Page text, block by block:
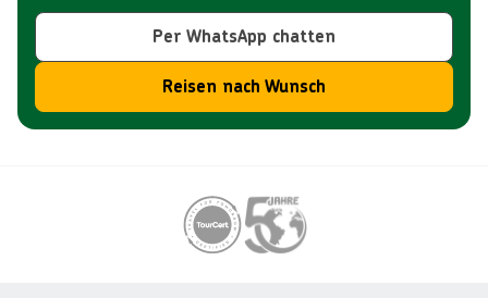
Per WhatsApp chatten
Reisen nach Wunsch